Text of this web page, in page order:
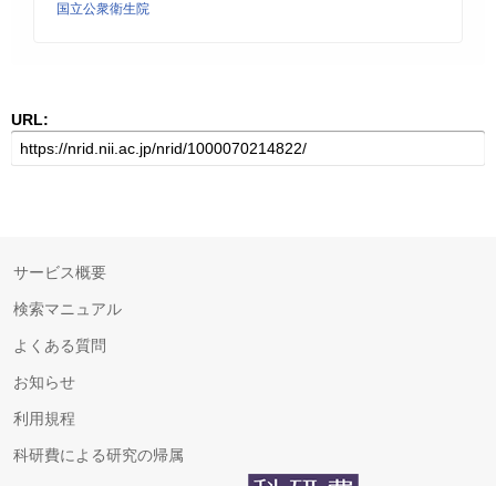
国立公衆衛生院
URL:
サービス概要
検索マニュアル
よくある質問
お知らせ
利用規程
科研費による研究の帰属